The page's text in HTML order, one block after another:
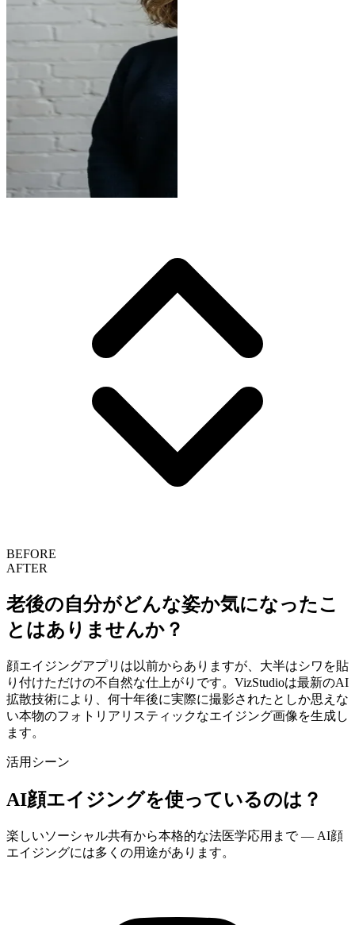
BEFORE
AFTER
老後の自分がどんな姿か気になったこ
とはありませんか？
顔エイジングアプリは以前からありますが、大半はシワを貼
り付けただけの不自然な仕上がりです。VizStudioは最新のAI
拡散技術により、何十年後に実際に撮影されたとしか思えな
い本物のフォトリアリスティックなエイジング画像を生成し
ます。
活用シーン
AI顔エイジングを使っているのは？
楽しいソーシャル共有から本格的な法医学応用まで — AI顔
エイジングには多くの用途があります。